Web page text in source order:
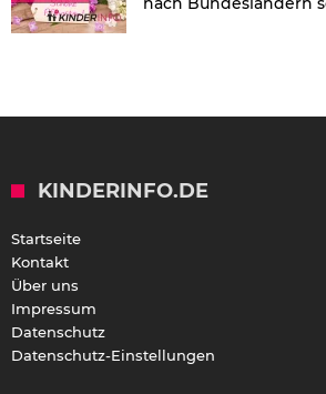
KINDERINFO.DE
Startseite
Kontakt
Über uns
Impressum
Datenschutz
Datenschutz-Einstellungen